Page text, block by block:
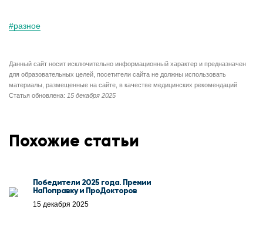
#разное
Данный сайт носит исключительно информационный характер и предназначен
для образовательных целей, посетители сайта не должны использовать
материалы, размещенные на сайте, в качестве медицинских рекомендаций
Статья обновлена: 15 декабря 2025
Похожие статьи
Победители 2025 года. Премии
НаПоправку и ПроДокторов
15 декабря 2025